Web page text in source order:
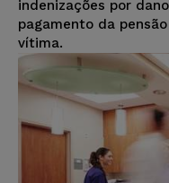
indenizações por
pagamento da
vítima.